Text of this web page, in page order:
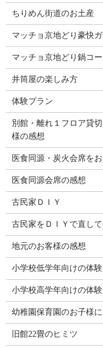
ちりめん街道のお土産
マッチョ京地どり豪快
マッチョ京地どり鍋コ
井筒屋の楽しみ方
体験プラン
別館・離れ１フロア貸
様の感想
医食同源・炭火会席を
医食同源会席の感想
古民家ＤＩＹ
古民家をＤＩＹで直して
地元のお客様の感想
小学校低学年向けの体
小学校高学年向けの体
幼稚園保育園のお子様
旧館22畳のヒミツ